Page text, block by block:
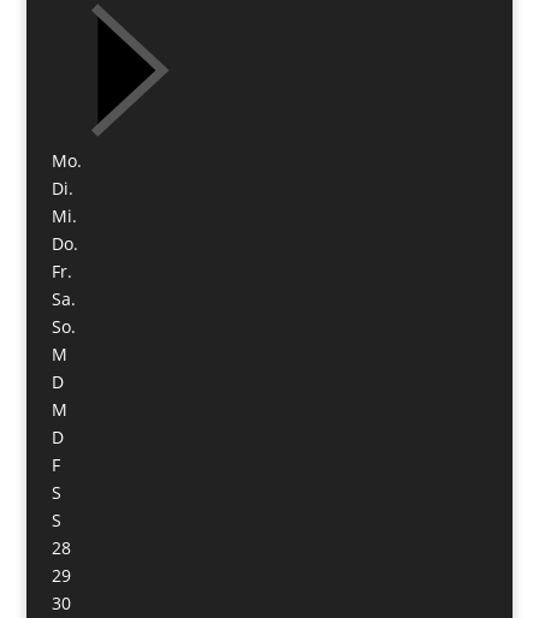
Mo.
Di.
Mi.
Do.
Fr.
Sa.
So.
M
D
M
D
F
S
S
28
29
30